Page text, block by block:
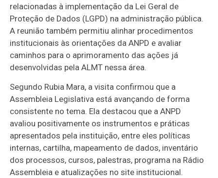
relacionadas à implementação da Lei Geral de
Proteção de Dados (LGPD) na administração pública.
A reunião também permitiu alinhar procedimentos
institucionais às orientações da ANPD e avaliar
caminhos para o aprimoramento das ações já
desenvolvidas pela ALMT nessa área.
Segundo Rubia Mara, a visita confirmou que a
Assembleia Legislativa está avançando de forma
consistente no tema. Ela destacou que a ANPD
avaliou positivamente os instrumentos e práticas
apresentados pela instituição, entre eles políticas
internas, cartilha, mapeamento de dados, inventário
dos processos, cursos, palestras, programa na Rádio
Assembleia e atualizações no site institucional.